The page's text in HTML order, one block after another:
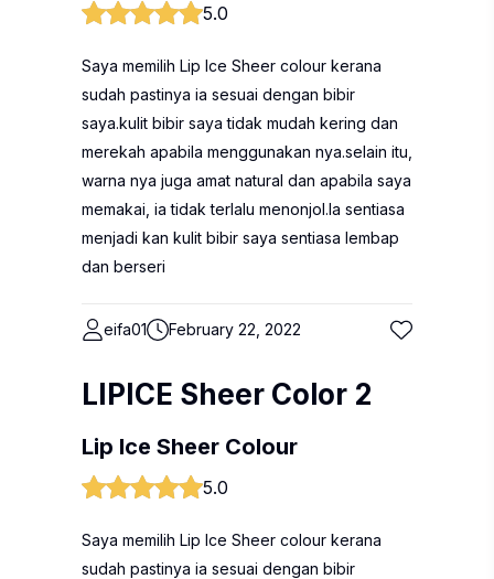
5.0
Saya memilih Lip Ice Sheer colour kerana
sudah pastinya ia sesuai dengan bibir
saya.kulit bibir saya tidak mudah kering dan
merekah apabila menggunakan nya.selain itu,
warna nya juga amat natural dan apabila saya
memakai, ia tidak terlalu menonjol.Ia sentiasa
menjadi kan kulit bibir saya sentiasa lembap
dan berseri
eifa01 February 22, 2022
LIPICE Sheer Color 2
Lip Ice Sheer Colour
5.0
Saya memilih Lip Ice Sheer colour kerana
sudah pastinya ia sesuai dengan bibir